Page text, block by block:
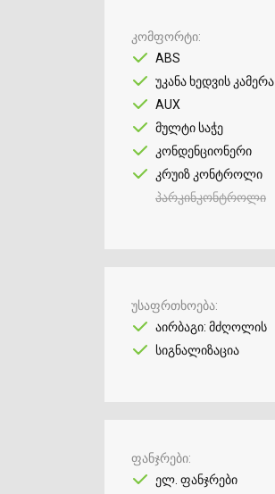
კომფორტი
ABS
უკანა ხედვის კამერა
AUX
მულტი საჭე
კონდენციონერი
კრუიზ კონტროლი
პარკინკონტროლი
უსაფრთხოება
აირბაგი: მძღოლის
სიგნალიზაცია
ფანჯრები
ელ. ფანჯრები